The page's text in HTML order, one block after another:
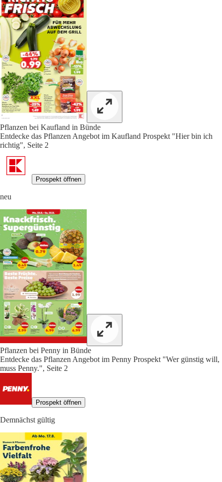
Pflanzen bei Kaufland in Bünde
Entdecke das Pflanzen Angebot im Kaufland Prospekt "Hier bin ich
richtig", Seite 2
Prospekt öffnen
neu
Pflanzen bei Penny in Bünde
Entdecke das Pflanzen Angebot im Penny Prospekt "Wer günstig will,
muss Penny.", Seite 2
Prospekt öffnen
Demnächst gültig